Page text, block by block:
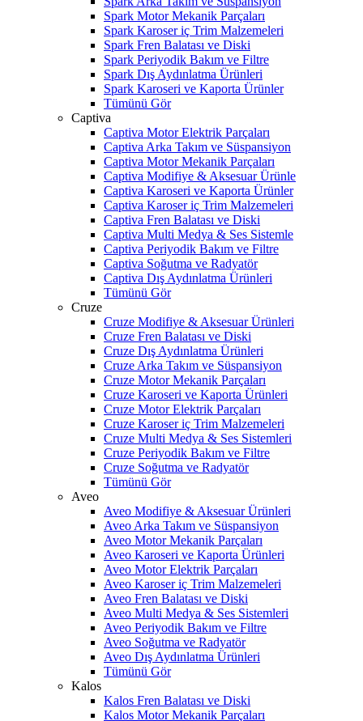
Spark Motor Mekanik Parçaları
Spark Karoser iç Trim Malzemeleri
Spark Fren Balatası ve Diski
Spark Periyodik Bakım ve Filtre
Spark Dış Aydınlatma Ürünleri
Spark Karoseri ve Kaporta Ürünler
Tümünü Gör
Captiva
Captiva Motor Elektrik Parçaları
Captiva Arka Takım ve Süspansiyon
Captiva Motor Mekanik Parçaları
Captiva Modifiye & Aksesuar Ürünle
Captiva Karoseri ve Kaporta Ürünler
Captiva Karoser iç Trim Malzemeleri
Captiva Fren Balatası ve Diski
Captiva Multi Medya & Ses Sistemle
Captiva Periyodik Bakım ve Filtre
Captiva Soğutma ve Radyatör
Captiva Dış Aydınlatma Ürünleri
Tümünü Gör
Cruze
Cruze Modifiye & Aksesuar Ürünleri
Cruze Fren Balatası ve Diski
Cruze Dış Aydınlatma Ürünleri
Cruze Arka Takım ve Süspansiyon
Cruze Motor Mekanik Parçaları
Cruze Karoseri ve Kaporta Ürünleri
Cruze Motor Elektrik Parçaları
Cruze Karoser iç Trim Malzemeleri
Cruze Multi Medya & Ses Sistemleri
Cruze Periyodik Bakım ve Filtre
Cruze Soğutma ve Radyatör
Tümünü Gör
Aveo
Aveo Modifiye & Aksesuar Ürünleri
Aveo Arka Takım ve Süspansiyon
Aveo Motor Mekanik Parçaları
Aveo Karoseri ve Kaporta Ürünleri
Aveo Motor Elektrik Parçaları
Aveo Karoser iç Trim Malzemeleri
Aveo Fren Balatası ve Diski
Aveo Multi Medya & Ses Sistemleri
Aveo Periyodik Bakım ve Filtre
Aveo Soğutma ve Radyatör
Aveo Dış Aydınlatma Ürünleri
Tümünü Gör
Kalos
Kalos Fren Balatası ve Diski
Kalos Motor Mekanik Parçaları